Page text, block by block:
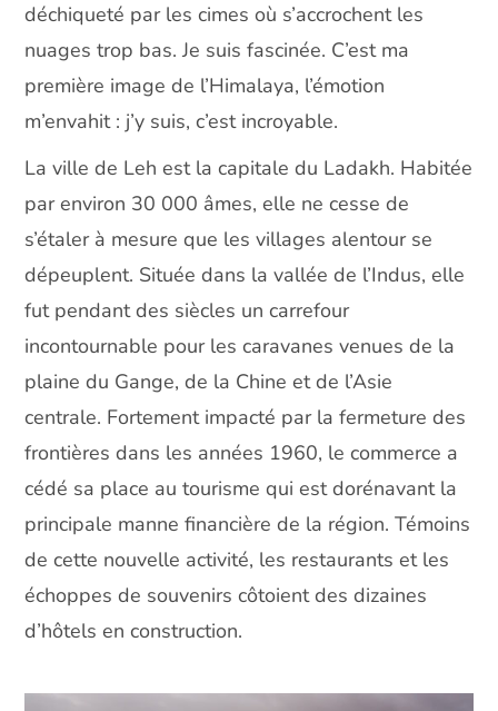
déchiqueté par les cimes où s’accrochent les
nuages trop bas. Je suis fascinée. C’est ma
première image de l’Himalaya, l’émotion
m’envahit : j’y suis, c’est incroyable.
La ville de Leh est la capitale du Ladakh. Habitée
par environ 30 000 âmes, elle ne cesse de
s’étaler à mesure que les villages alentour se
dépeuplent. Située dans la vallée de l’Indus, elle
fut pendant des siècles un carrefour
incontournable pour les caravanes venues de la
plaine du Gange, de la Chine et de l’Asie
centrale. Fortement impacté par la fermeture des
frontières dans les années 1960, le commerce a
cédé sa place au tourisme qui est dorénavant la
principale manne financière de la région. Témoins
de cette nouvelle activité, les restaurants et les
échoppes de souvenirs côtoient des dizaines
d’hôtels en construction.